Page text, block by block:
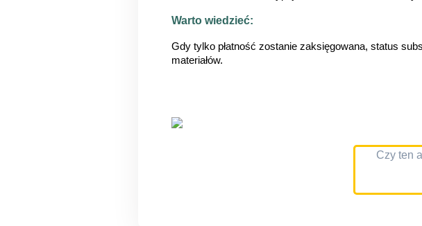
Warto wiedzieć:
Gdy tylko płatność zostanie zaksięgowana, status
materiałów.
Czy ten